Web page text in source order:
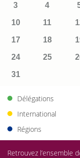
3 4
10 11
17 18
24 25
31
Délégations
International
Régions
Retrouvez l’ensemble